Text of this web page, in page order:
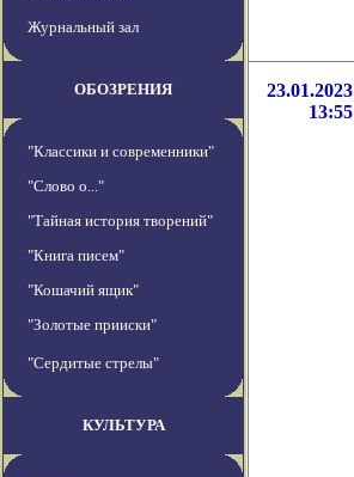
Журнальный зал
ОБОЗРЕНИЯ
"Классики и современники"
"Слово о..."
"Тайная история творений"
"Книга писем"
"Кошачий ящик"
"Золотые прииски"
"Сердитые стрелы"
КУЛЬТУРА
23.01.2023
13:55